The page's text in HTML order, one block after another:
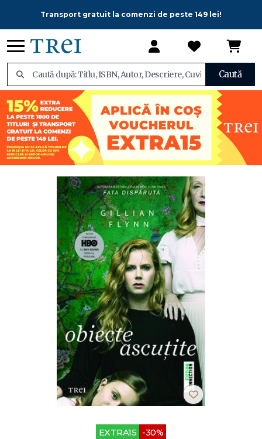
Transport gratuit la comenzi de peste 149 lei!
Caută
EXTRA15 -30%